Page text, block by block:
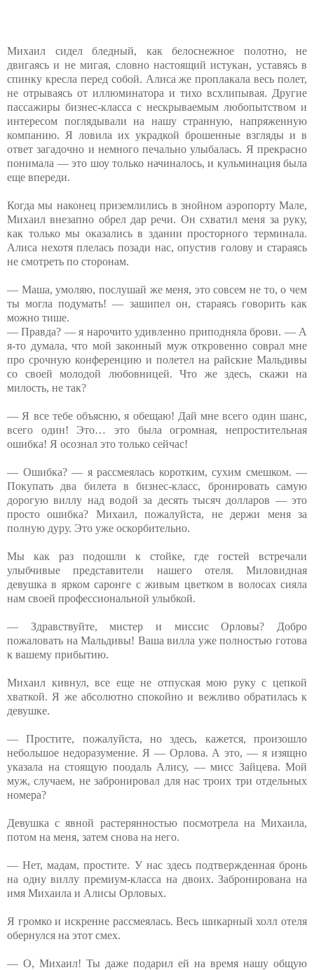
Михаил сидел бледный, как белоснежное полотно, не
двигаясь и не мигая, словно настоящий истукан, уставясь в
спинку кресла перед собой. Алиса же проплакала весь полет,
не отрываясь от иллюминатора и тихо всхлипывая. Другие
пассажиры бизнес-класса с нескрываемым любопытством и
интересом поглядывали на нашу странную, напряженную
компанию. Я ловила их украдкой брошенные взгляды и в
ответ загадочно и немного печально улыбалась. Я прекрасно
понимала — это шоу только начиналось, и кульминация была
еще впереди.
Когда мы наконец приземлились в знойном аэропорту Мале,
Михаил внезапно обрел дар речи. Он схватил меня за руку,
как только мы оказались в здании просторного терминала.
Алиса нехотя плелась позади нас, опустив голову и стараясь
не смотреть по сторонам.
— Маша, умоляю, послушай же меня, это совсем не то, о чем
ты могла подумать! — зашипел он, стараясь говорить как
можно тише.
— Правда? — я нарочито удивленно приподняла брови. — А
я-то думала, что мой законный муж откровенно соврал мне
про срочную конференцию и полетел на райские Мальдивы
со своей молодой любовницей. Что же здесь, скажи на
милость, не так?
— Я все тебе объясню, я обещаю! Дай мне всего один шанс,
всего один! Это… это была огромная, непростительная
ошибка! Я осознал это только сейчас!
— Ошибка? — я рассмеялась коротким, сухим смешком. —
Покупать два билета в бизнес-класс, бронировать самую
дорогую виллу над водой за десять тысяч долларов — это
просто ошибка? Михаил, пожалуйста, не держи меня за
полную дуру. Это уже оскорбительно.
Мы как раз подошли к стойке, где гостей встречали
улыбчивые представители нашего отеля. Миловидная
девушка в ярком саронге с живым цветком в волосах сияла
нам своей профессиональной улыбкой.
— Здравствуйте, мистер и миссис Орловы? Добро
пожаловать на Мальдивы! Ваша вилла уже полностью готова
к вашему прибытию.
Михаил кивнул, все еще не отпуская мою руку с цепкой
хваткой. Я же абсолютно спокойно и вежливо обратилась к
девушке.
— Простите, пожалуйста, но здесь, кажется, произошло
небольшое недоразумение. Я — Орлова. А это, — я изящно
указала на стоящую поодаль Алису, — мисс Зайцева. Мой
муж, случаем, не забронировал для нас троих три отдельных
номера?
Девушка с явной растерянностью посмотрела на Михаила,
потом на меня, затем снова на него.
— Нет, мадам, простите. У нас здесь подтвержденная бронь
на одну виллу премиум-класса на двоих. Забронирована на
имя Михаила и Алисы Орловых.
Я громко и искренне рассмеялась. Весь шикарный холл отеля
обернулся на этот смех.
— О, Михаил! Ты даже подарил ей на время нашу общую